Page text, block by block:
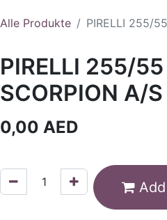
Alle Produkte PIRELLI 255/
PIRELLI 255/
SCORPION A/
0,00 AED